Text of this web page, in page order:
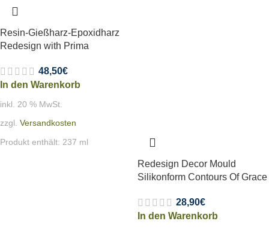
Resin-Gießharz-Epoxidharz
Redesign with Prima
48,50€
In den Warenkorb
inkl. 20 % MwSt.
zzgl. Versandkosten
Produkt enthält: 237 ml
Redesign Decor Mould
Silikonform Contours Of Grace
28,90€
In den Warenkorb